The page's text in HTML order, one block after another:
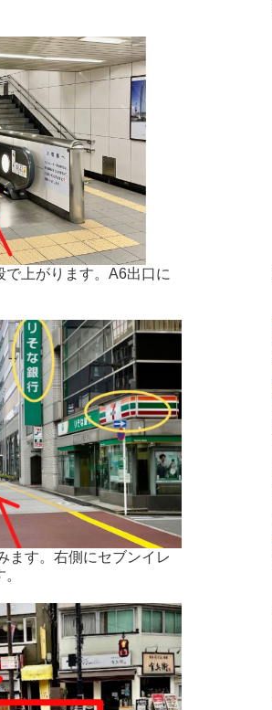
上がります。A6出口に
す。右側にセブンイレ